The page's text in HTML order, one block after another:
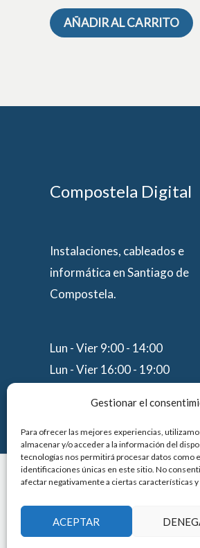
Gestionar el
Para ofrecer las mejores experiencias,
almacenar y/o acceder a la información del
tecnologías nos permitirá procesar datos como
identificaciones únicas en este sitio. No
afectar negativamente a ciertas características
ACEPTAR
AÑADIR AL CARRITO
Compostela Digital
Instalaciones, cableados e
informática en Santiago de
Compostela.
Lun - Vier 9:00 - 14:00
Lun - Vier 16:00 - 19:00
Financiado por la